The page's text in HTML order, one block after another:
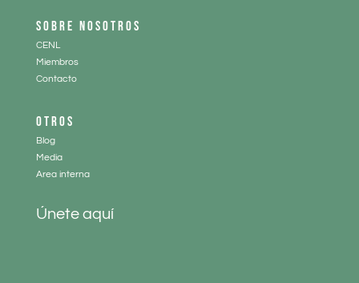
SOBRE NOSOTROS
CENL
Miembros
Contacto
OTROS
Blog
Media
Area interna
Únete aquí